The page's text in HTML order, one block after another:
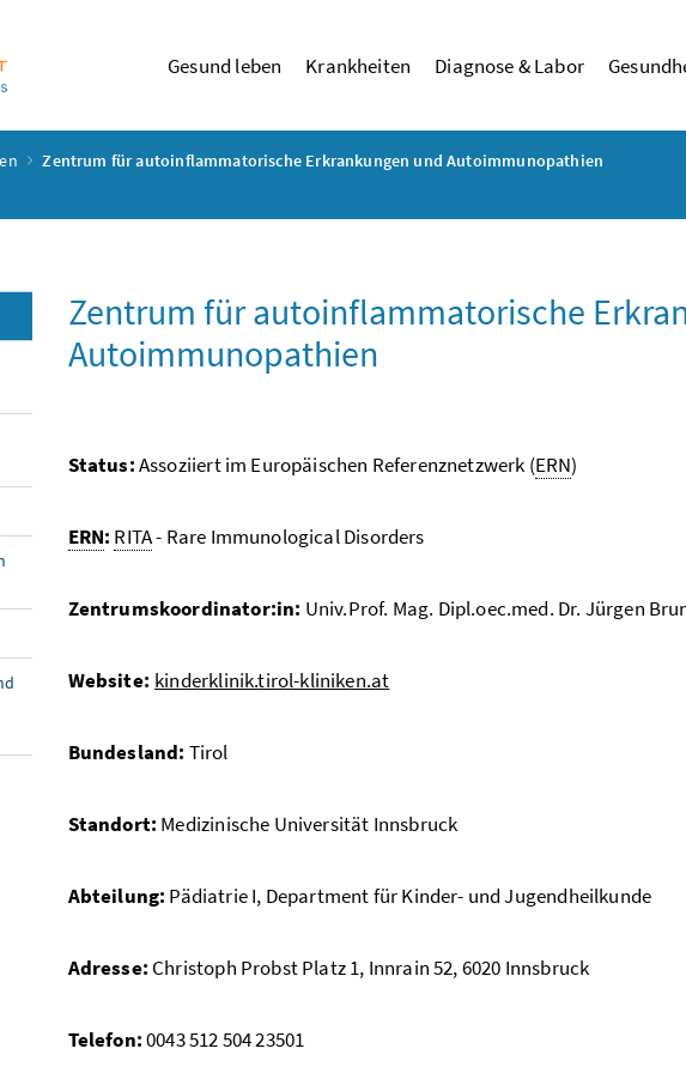
Gesund leben Krankheiten Diagnose & Labor
Zentrum für autoinflammatorische Erkrankungen und Autoimmunopathien
Zentrum für autoinflammatorische
Autoimmunopathien
Status:Assoziiert im Europäischen Referenznetzwerk (ERN)
ERN: RITA- Rare Immunological Disorders
Zentrumskoordinator:in: Univ.Prof. Mag. Dipl.oec.med. Dr. Jürgen
Website: kinderklinik.tirol-kliniken.at
Bundesland: Tirol
Standort: Medizinische Universität Innsbruck
Abteilung: Pädiatrie I, Department für Kinder- und Jugendheilkunde
Adresse: Christoph Probst Platz 1, Innrain 52, 6020 Innsbruck
Telefon:0043 512 504 23501